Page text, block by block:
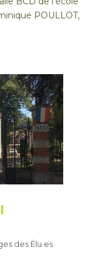
POULLOT,
des Élu·es